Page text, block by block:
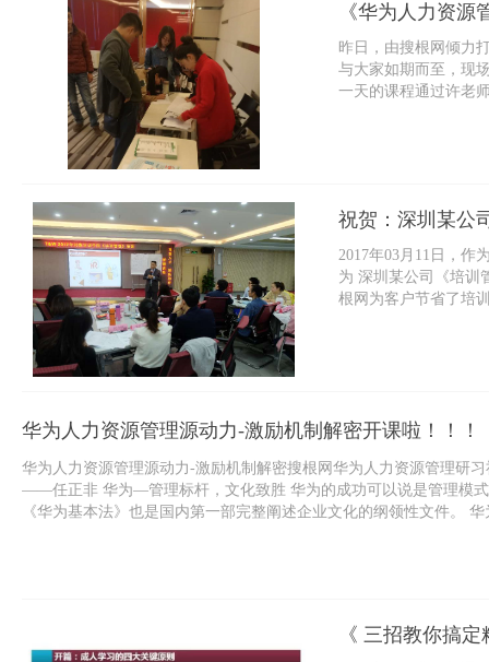
《华为人力资
昨日，由搜根网倾力
与大家如期而至，现
一天的课程通过许老
祝贺：深圳某公
2017年03月11日，作
为 深圳某公司《培训
根网为客户节省了培
华为人力资源管理源动力-激励机制解密开课啦！！！
华为人力资源管理源动力-激励机制解密搜根网华为人力资源管理研
——任正非 华为—管理标杆，文化致胜 华为的成功可以说是管理模
《华为基本法》也是国内第一部完整阐述企业文化的纲领性文件。
《 三招教你搞